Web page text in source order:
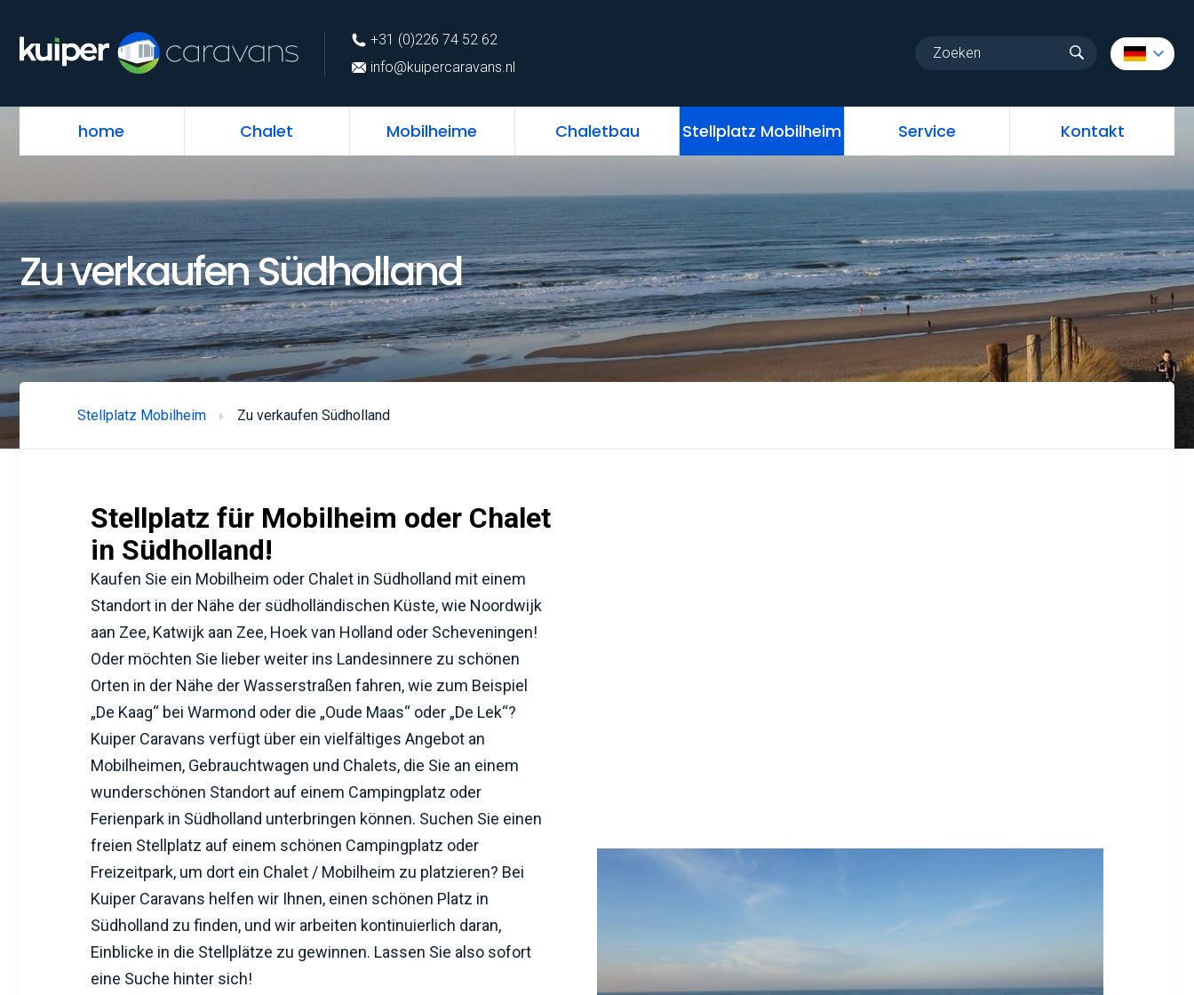
+31 (0)226 74 52 62
info@kuipercaravans.nl
home Chalet Mobilheime Chaletbau Stellplatz Mobilheim Service Kontakt
info@kuipercaravans.nl
home Kontakt
Zu verkaufen Südholland
Stellplatz Mobilheim Zu verkaufen Südholland
Stellplatz für Mobilheim oder Chalet
in Südholland!
Kaufen Sie ein Mobilheim oder Chalet in Südholland mit einem
Standort in der Nähe der südholländischen Küste, wie Noordwijk
aan Zee, Katwijk aan Zee, Hoek van Holland oder Scheveningen!
Oder möchten Sie lieber weiter ins Landesinnere zu schönen
Orten in der Nähe der Wasserstraßen fahren, wie zum Beispiel
„De Kaag“ bei Warmond oder die „Oude Maas“ oder „De Lek“?
Kuiper Caravans verfügt über ein vielfältiges Angebot an
Mobilheimen, Gebrauchtwagen und Chalets, die Sie an einem
wunderschönen Standort auf einem Campingplatz oder
Ferienpark in Südholland unterbringen können. Suchen Sie einen
freien Stellplatz auf einem schönen Campingplatz oder
Freizeitpark, um dort ein Chalet / Mobilheim zu platzieren? Bei
Kuiper Caravans helfen wir Ihnen, einen schönen Platz in
Südholland zu finden, und wir arbeiten kontinuierlich daran,
Einblicke in die Stellplätze zu gewinnen. Lassen Sie also sofort
eine Suche hinter sich!